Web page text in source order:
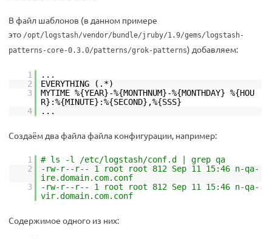
В файл шаблонов (в данном примере
это /opt/logstash/vendor/bundle/jruby/1.9/gems/logstash-
patterns-core-0.3.0/patterns/grok-patterns) добавляем:
1
...
2
EVERYTHING (.*)
3
MYTIME %{YEAR}-%{MONTHNUM}-%{MONTHDAY} %{HOU
R}:%{MINUTE}:%{SECOND},%{SSS}
4
...
Создаём два файла файла конфигурации, например:
1
# ls -l /etc/logstash/conf.d | grep qa
2
-rw-r--r-- 1 root root 812 Sep 11 15:46 n-qa-
ire.domain.com.conf
3
-rw-r--r-- 1 root root 812 Sep 11 15:46 n-qa-
vir.domain.com.conf
Содержимое одного из них: